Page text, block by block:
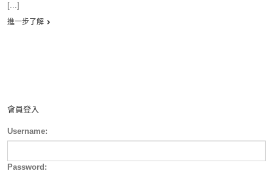
[...]
進一步了解
會員登入
Username:
Password: